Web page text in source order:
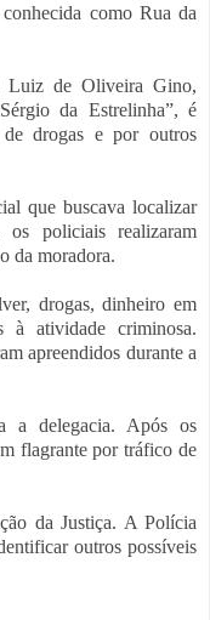
como Rua da
Luiz de Oliveira Gino,
da Estrelinha”, é
drogas e por outros
que buscava localizar
os policiais realizaram
da moradora.
drogas, dinheiro em
à atividade criminosa.
apreendidos durante a
a delegacia. Após os
flagrante por tráfico de
da Justiça. A Polícia
outros possíveis